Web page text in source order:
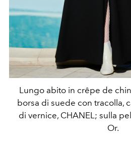
Lungo abito in crêpe de
borsa di suede con tracolla,
di vernice, CHANEL; sulla
Or.